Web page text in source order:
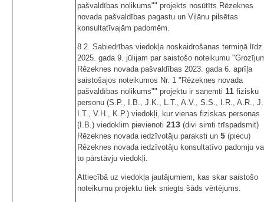
pašvaldības nolikums"" projekts nosūtīts Rēzeknes
novada pašvaldības pagastu un Viļānu pilsētas
konsultatīvajām padomēm.
8.2. Sabiedrības viedokļa noskaidrošanas termiņā līdz
2025. gada 9. jūlijam par saistošo noteikumu
Rēzeknes novada pašvaldības 2023. gada 6. aprīļa
saistošajos noteikumos Nr. 1 "Rēzeknes novada
pašvaldības nolikums"" projektu ir saņemti 11 fizisku
personu (S.P., I.B., J.K., L.T., A.V., S.S., I.R., A.R.,
I.T., V.H., K.P.) viedokļi, kur vienas fiziskas personas
(I.B.) viedoklim pievienoti 213 (divi simti trīspadsmit)
Rēzeknes novada iedzīvotāju paraksti un 5 (piecu)
Rēzeknes novada iedzīvotāju konsultatīvo padomju
to pārstāvju viedokļi.
Attiecībā uz viedokļa jautājumiem, kas skar saistošo
noteikumu projektu tiek sniegts šāds vērtējums.